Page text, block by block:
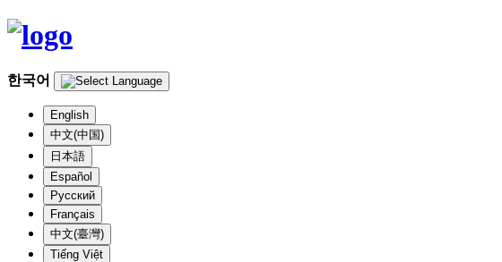
한국어
English
中文(中国)
日本語
Español
Русский
Français
中文(臺灣)
Tiếng Việt